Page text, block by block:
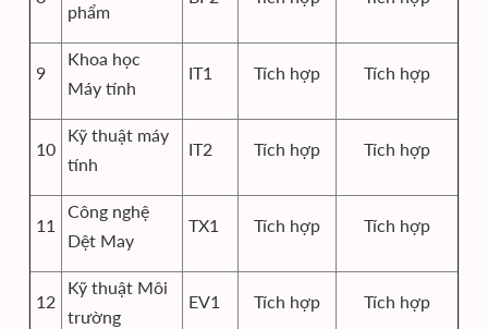
phẩm
9
Khoa học
Máy tính
IT1 Tích hợp Tích hợp
10
Kỹ thuật máy
tính
IT2 Tích hợp Tích hợp
11
Công nghệ
Dệt May
TX1 Tích hợp Tích hợp
12
Kỹ thuật Môi
trường
EV1 Tích hợp Tích hợp